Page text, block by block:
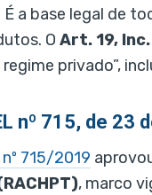
a base legal de
O Art. 19, Inc.
privado”,
nº 715, de 23
715/2019
, marco